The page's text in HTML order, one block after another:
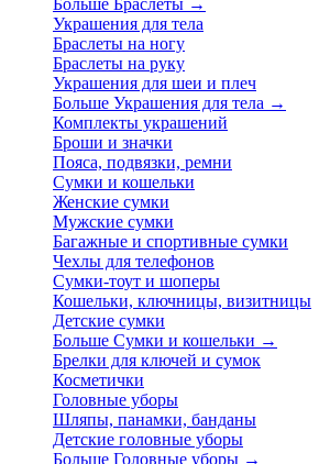
Больше Браслеты →
Украшения для тела
Браслеты на ногу
Браслеты на руку
Украшения для шеи и плеч
Больше Украшения для тела →
Комплекты украшений
Броши и значки
Пояса, подвязки, ремни
Сумки и кошельки
Женские сумки
Мужские сумки
Багажные и спортивные сумки
Чехлы для телефонов
Сумки-тоут и шоперы
Кошельки, ключницы, визитницы
Детские сумки
Больше Сумки и кошельки →
Брелки для ключей и сумок
Косметички
Головные уборы
Шляпы, панамки, банданы
Детские головные уборы
Больше Головные уборы →